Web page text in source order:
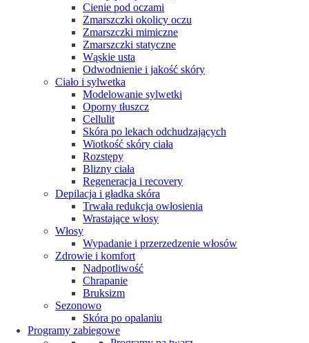
Cienie pod oczami
Zmarszczki okolicy oczu
Zmarszczki mimiczne
Zmarszczki statyczne
Wąskie usta
Odwodnienie i jakość skóry
Ciało i sylwetka
Modelowanie sylwetki
Oporny tłuszcz
Cellulit
Skóra po lekach odchudzających
Wiotkość skóry ciała
Rozstępy
Blizny ciała
Regeneracja i recovery
Depilacja i gładka skóra
Trwała redukcja owłosienia
Wrastające włosy
Włosy
Wypadanie i przerzedzenie włosów
Zdrowie i komfort
Nadpotliwość
Chrapanie
Bruksizm
Sezonowo
Skóra po opalaniu
Programy zabiegowe